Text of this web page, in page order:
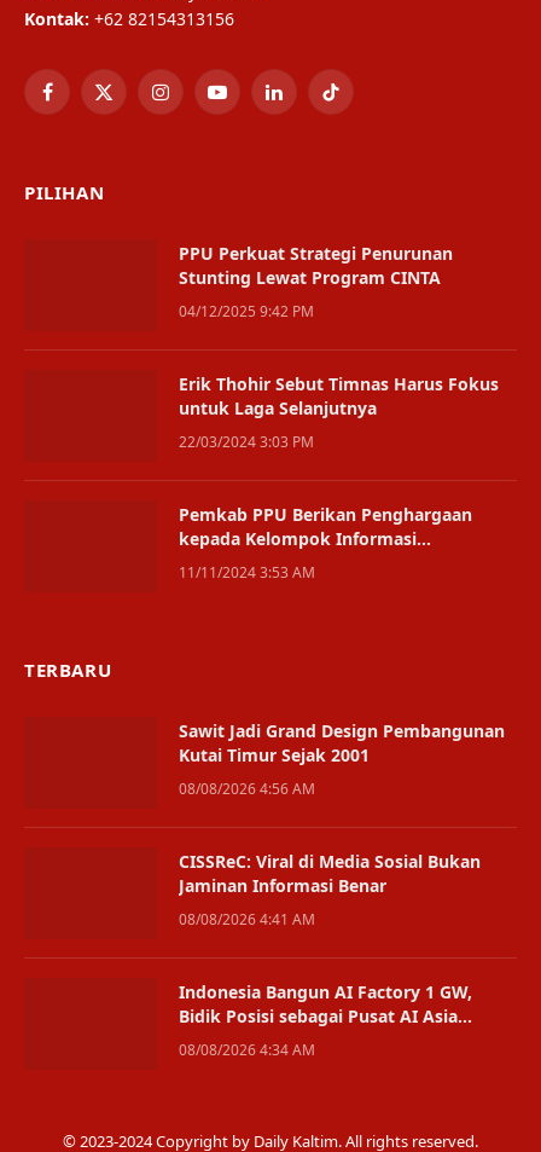
Kontak: +62 82154313156
Facebook
X
InstagramYouTubeLinkedInTikTok
PILIHAN
PPU Perkuat Strategi Penurunan
Stunting Lewat Program CINTA
04/12/2025 9:42 PM
Erik Thohir Sebut Timnas Harus Fokus
untuk Laga Selanjutnya
22/03/2024 3:03 PM
Pemkab PPU Berikan Penghargaan
kepada Kelompok Informasi
Masyarakat Terbaik
11/11/2024 3:53 AM
TERBARU
Sawit Jadi Grand Design Pembangunan
Kutai Timur Sejak 2001
08/08/2026 4:56 AM
CISSReC: Viral di Media Sosial Bukan
Jaminan Informasi Benar
08/08/2026 4:41 AM
Indonesia Bangun AI Factory 1 GW,
Bidik Posisi sebagai Pusat AI Asia
Tenggara
08/08/2026 4:34 AM
© 2023-2024 Copyright by Daily Kaltim. All rights reserved.